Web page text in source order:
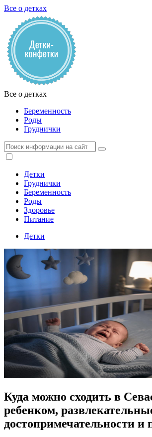
Все о детках
Все о детках
Беременность
Роды
Груднички
Детки
Груднички
Беременность
Роды
Здоровье
Питание
Детки
Куда можно сходить в
ребенком,
достопримечательности и